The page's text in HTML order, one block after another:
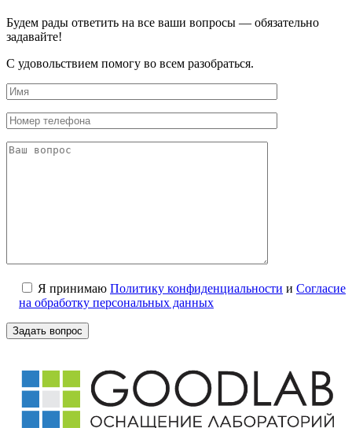
Будем рады ответить на все ваши вопросы — обязательно
задавайте!
С удовольствием помогу во всем разобраться.
Я принимаю Политику конфиденциальности и Согласие
на обработку персональных данных